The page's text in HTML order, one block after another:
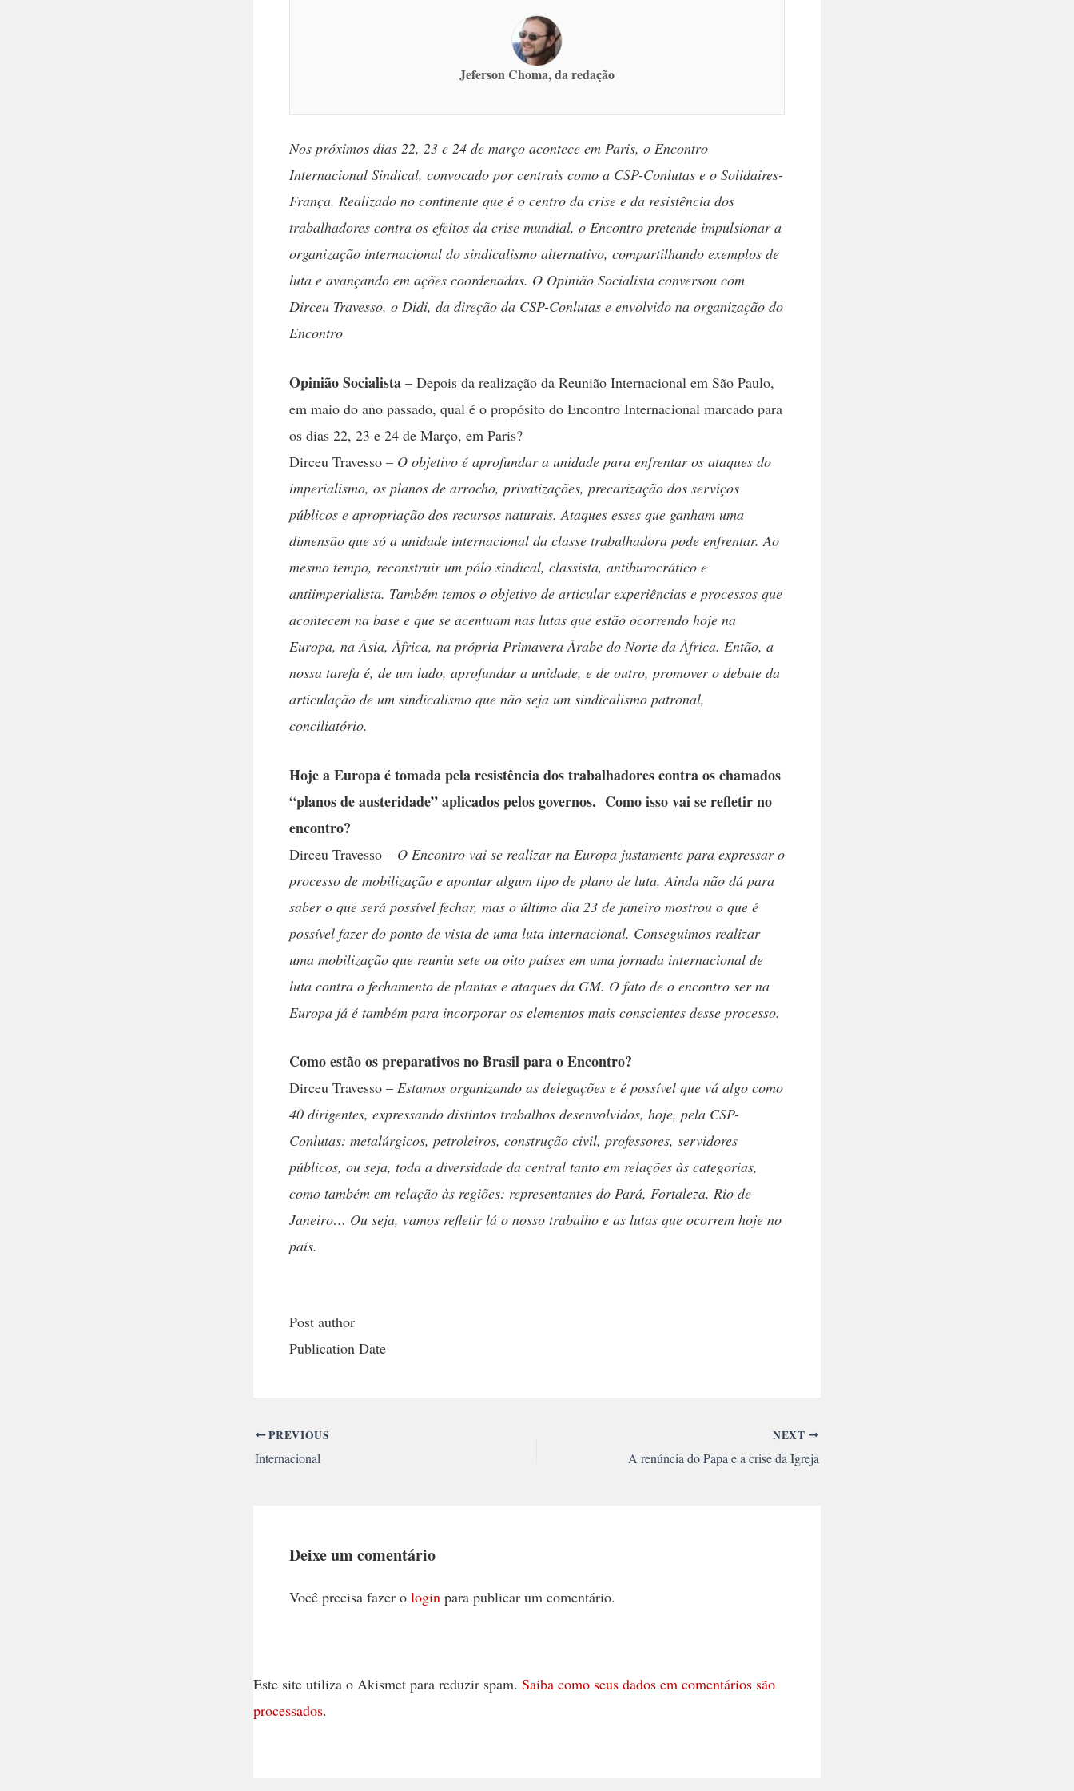
Jeferson Choma, da redação
Nos próximos dias 22, 23 e 24 de março acontece em Paris, o Encontro
Internacional Sindical, convocado por centrais como a CSP-Conlutas e o Solidaires-
França. Realizado no continente que é o centro da crise e da resistência dos
trabalhadores contra os efeitos da crise mundial, o Encontro pretende impulsionar a
organização internacional do sindicalismo alternativo, compartilhando exemplos de
luta e avançando em ações coordenadas. O Opinião Socialista conversou com
Dirceu Travesso, o Didi, da direção da CSP-Conlutas e envolvido na organização do
Encontro
Opinião Socialista – Depois da realização da Reunião Internacional em São Paulo,
em maio do ano passado, qual é o propósito do Encontro Internacional marcado para
os dias 22, 23 e 24 de Março, em Paris?
Dirceu Travesso – O objetivo é aprofundar a unidade para enfrentar os ataques do
imperialismo, os planos de arrocho, privatizações, precarização dos serviços
públicos e apropriação dos recursos naturais. Ataques esses que ganham uma
dimensão que só a unidade internacional da classe trabalhadora pode enfrentar. Ao
mesmo tempo, reconstruir um pólo sindical, classista, antiburocrático e
antiimperialista. Também temos o objetivo de articular experiências e processos que
acontecem na base e que se acentuam nas lutas que estão ocorrendo hoje na
Europa, na Ásia, África, na própria Primavera Árabe do Norte da África. Então, a
nossa tarefa é, de um lado, aprofundar a unidade, e de outro, promover o debate da
articulação de um sindicalismo que não seja um sindicalismo patronal,
conciliatório.
Hoje a Europa é tomada pela resistência dos trabalhadores contra os chamados
“planos de austeridade” aplicados pelos governos. Como isso vai se refletir no
encontro?
Dirceu Travesso – O Encontro vai se realizar na Europa justamente para expressar o
processo de mobilização e apontar algum tipo de plano de luta. Ainda não dá para
saber o que será possível fechar, mas o último dia 23 de janeiro mostrou o que é
possível fazer do ponto de vista de uma luta internacional. Conseguimos realizar
uma mobilização que reuniu sete ou oito países em uma jornada internacional de
luta contra o fechamento de plantas e ataques da GM. O fato de o encontro ser na
Europa já é também para incorporar os elementos mais conscientes desse processo.
Como estão os preparativos no Brasil para o Encontro?
Dirceu Travesso – Estamos organizando as delegações e é possível que vá algo como
40 dirigentes, expressando distintos trabalhos desenvolvidos, hoje, pela CSP-
Conlutas: metalúrgicos, petroleiros, construção civil, professores, servidores
públicos, ou seja, toda a diversidade da central tanto em relações às categorias,
como também em relação às regiões: representantes do Pará, Fortaleza, Rio de
Janeiro… Ou seja, vamos refletir lá o nosso trabalho e as lutas que ocorrem hoje no
país.
Post author
Publication Date
PREVIOUS
Internacional
NEXT
A renúncia do Papa e a crise da Igreja
Deixe um comentário
Você precisa fazer o login para publicar um comentário.
Este site utiliza o Akismet para reduzir spam. Saiba como seus dados em comentários são
processados.